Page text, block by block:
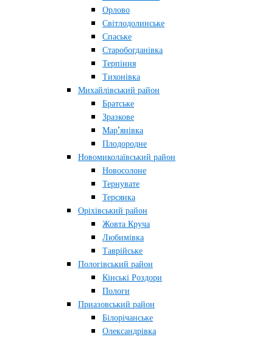
Орлово
Світлодолинське
Спаське
Старобогданівка
Терпіння
Тихонівка
Михайлівський район
Братське
Зразкове
Мар’янівка
Плодородне
Новомиколаївський район
Новосолоне
Тернувате
Терсянка
Оріхівський район
Жовта Круча
Любимівка
Таврійське
Пологівський район
Кінські Роздори
Пологи
Приазовський район
Білорічанське
Олександрівка